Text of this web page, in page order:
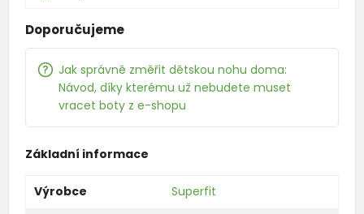
Doporučujeme
Jak správně změřit dětskou nohu doma:
Návod, díky kterému už nebudete muset
vracet boty z e-shopu
Základní informace
Výrobce
Superfit